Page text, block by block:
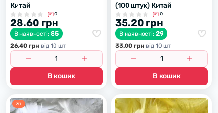
Китай
0
28.60 грн
В наявності: 85
26.40 грн вiд 10 шт
В кошик
(100 штук) Китай
0
35.20 грн
В наявності: 29
33.00 грн вiд 10 шт
В кошик
Хiт